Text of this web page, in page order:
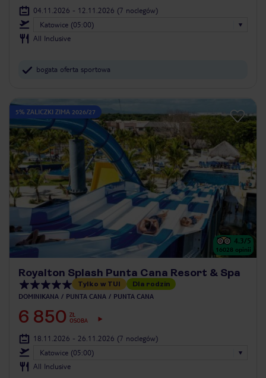
04.11.2026 - 12.11.2026 (7 noclegów)
Katowice (05:00)
All Inclusive
bogata oferta sportowa
5% ZALICZKI ZIMA 2026/27
4.3/5
16028 opinii
Royalton Splash Punta Cana Resort & Spa
Tylko w TUI Dla rodzin
DOMINIKANA PUNTA CANA PUNTA CANA
6 850 ZŁ
OSOBA
18.11.2026 - 26.11.2026 (7 noclegów)
Katowice (05:00)
All Inclusive